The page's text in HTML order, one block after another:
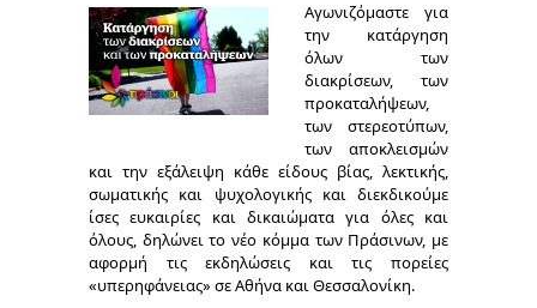
Αγωνιζόμαστε για
την κατάργηση
όλων των
διακρίσεων, των
προκαταλήψεων,
των στερεοτύπων,
των αποκλεισμών
και την εξάλειψη κάθε είδους βίας, λεκτικής,
σωματικής και ψυχολογικής και διεκδικούμε
ίσες ευκαιρίες και δικαιώματα για όλες και
όλους, δηλώνει το νέο κόμμα των Πράσινων, με
αφορμή τις εκδηλώσεις και τις πορείες
«υπερηφάνειας» σε Αθήνα και Θεσσαλονίκη.